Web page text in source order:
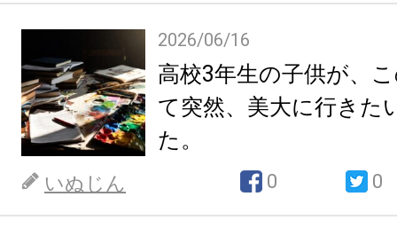
2026/06/16
高校3年生の子供が、
て突然、美大に行きた
た。
いぬじん 0 0